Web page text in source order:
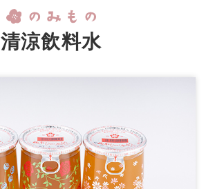
清涼飲料水